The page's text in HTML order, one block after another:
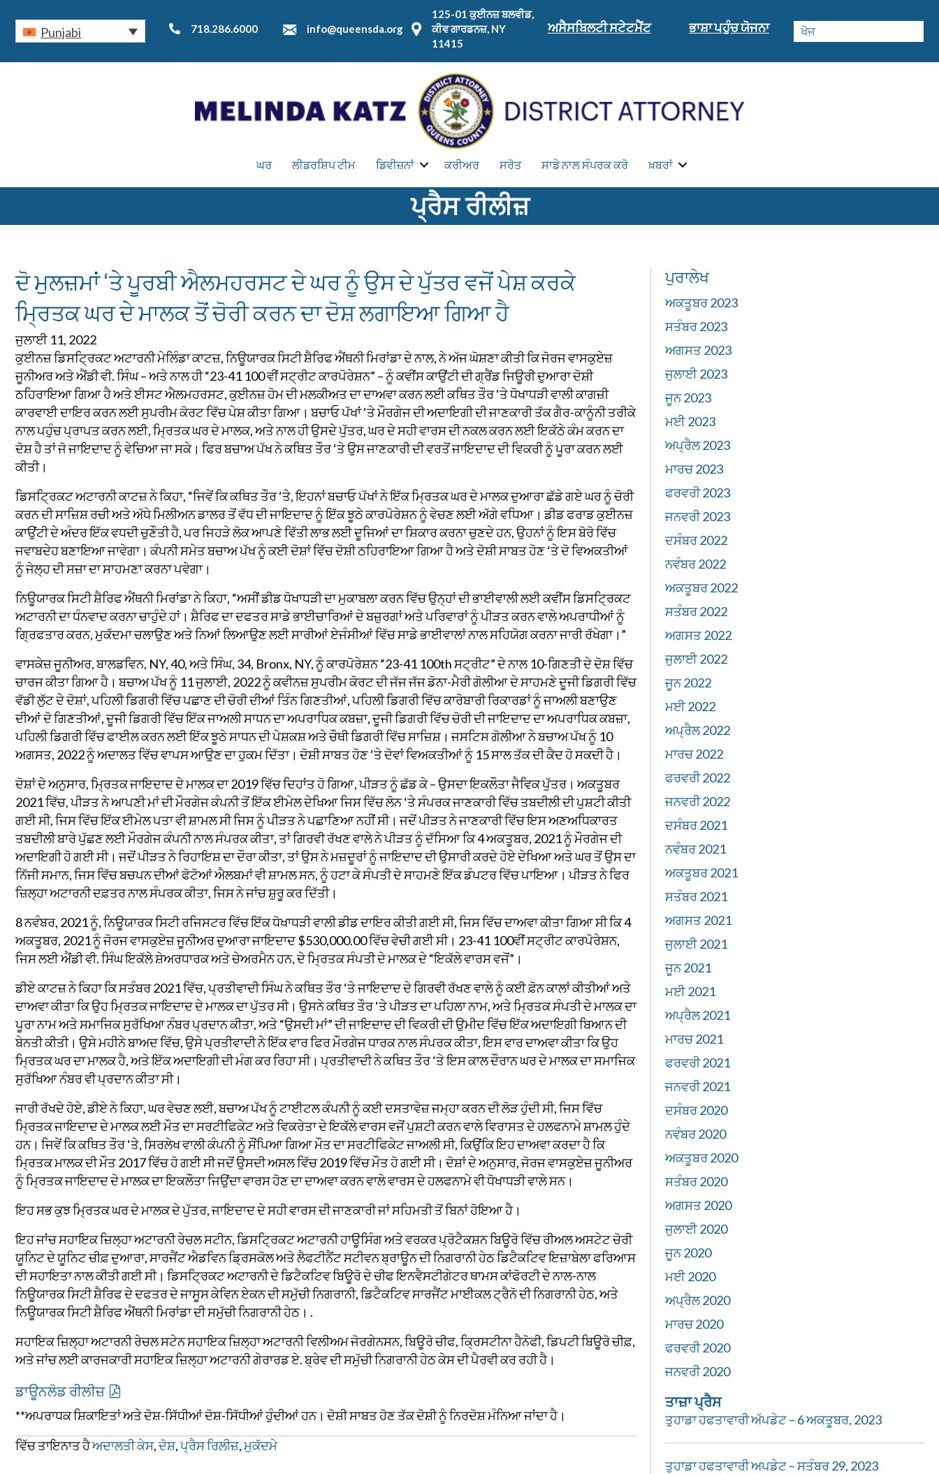
Punjabi 718.286.6000 info@queensda.org
125-01 ਕੁਈਨਜ਼ ਬਲਵੀਡ,
ਕੀਵ ਗਾਰਡਨਜ਼, NY
11415
ਅਸੈਸਬਿਲਟੀ ਸਟੇਟਮੈਂਟ ਭਾਸ਼ਾ ਪਹੁੰਚ ਯੋਜਨਾ
ਘਰ ਲੀਡਰਸ਼ਿਪ ਟੀਮ ਡਿਵੀਜ਼ਨਾਂ ਕਰੀਅਰ ਸਰੋਤ ਸਾਡੇ ਨਾਲ ਸੰਪਰਕ ਕਰੋ ਖ਼ਬਰਾਂ
ਪ੍ਰੈਸ ਰੀਲੀਜ਼
ਦੋ ਮੁਲਜ਼ਮਾਂ ‘ਤੇ ਪੂਰਬੀ ਐਲਮਹਰਸਟ ਦੇ ਘਰ ਨੂੰ ਉਸ ਦੇ ਪੁੱਤਰ ਵਜੋਂ ਪੇਸ਼ ਕਰਕੇ
ਮ੍ਰਿਤਕ ਘਰ ਦੇ ਮਾਲਕ ਤੋਂ ਚੋਰੀ ਕਰਨ ਦਾ ਦੋਸ਼ ਲਗਾਇਆ ਗਿਆ ਹੈ
ਜੁਲਾਈ 11, 2022
ਕੁਈਨਜ਼ ਡਿਸਟ੍ਰਿਕਟ ਅਟਾਰਨੀ ਮੇਲਿੰਡਾ ਕਾਟਜ਼, ਨਿਊਯਾਰਕ ਸਿਟੀ ਸ਼ੈਰਿਫ ਐਂਥਨੀ ਮਿਰਾਂਡਾ ਦੇ ਨਾਲ, ਨੇ ਅੱਜ ਘੋਸ਼ਣਾ ਕੀਤੀ ਕਿ ਜੋਰਜ ਵਾਸਕੁਏਜ਼
ਜੂਨੀਅਰ ਅਤੇ ਐਂਡੀ ਵੀ. ਸਿੰਘ – ਅਤੇ ਨਾਲ ਹੀ “23-41 100 ਵੀਂ ਸਟ੍ਰੀਟ ਕਾਰਪੋਰੇਸ਼ਨ” – ਨੂੰ ਕਵੀਂਸ ਕਾਉਂਟੀ ਦੀ ਗ੍ਰੈਂਡ ਜਿਊਰੀ ਦੁਆਰਾ ਦੋਸ਼ੀ
ਠਹਿਰਾਇਆ ਗਿਆ ਹੈ ਅਤੇ ਈਸਟ ਐਲਮਹਰਸਟ, ਕੁਈਨਜ਼ ਹੋਮ ਦੀ ਮਲਕੀਅਤ ਦਾ ਦਾਅਵਾ ਕਰਨ ਲਈ ਕਥਿਤ ਤੌਰ ‘ਤੇ ਧੋਖਾਧੜੀ ਵਾਲੀ ਕਾਗਜ਼ੀ
ਕਾਰਵਾਈ ਦਾਇਰ ਕਰਨ ਲਈ ਸੁਪਰੀਮ ਕੋਰਟ ਵਿੱਚ ਪੇਸ਼ ਕੀਤਾ ਗਿਆ। ਬਚਾਓ ਪੱਖਾਂ ‘ਤੇ ਮੌਰਗੇਜ ਦੀ ਅਦਾਇਗੀ ਦੀ ਜਾਣਕਾਰੀ ਤੱਕ ਗੈਰ-ਕਾਨੂੰਨੀ ਤਰੀਕੇ
ਨਾਲ ਪਹੁੰਚ ਪ੍ਰਾਪਤ ਕਰਨ ਲਈ, ਮ੍ਰਿਤਕ ਘਰ ਦੇ ਮਾਲਕ, ਅਤੇ ਨਾਲ ਹੀ ਉਸਦੇ ਪੁੱਤਰ, ਘਰ ਦੇ ਸਹੀ ਵਾਰਸ ਦੀ ਨਕਲ ਕਰਨ ਲਈ ਇਕੱਠੇ ਕੰਮ ਕਰਨ ਦਾ
ਦੋਸ਼ ਹੈ ਤਾਂ ਜੋ ਜਾਇਦਾਦ ਨੂੰ ਵੇਚਿਆ ਜਾ ਸਕੇ। ਫਿਰ ਬਚਾਅ ਪੱਖ ਨੇ ਕਥਿਤ ਤੌਰ ‘ਤੇ ਉਸ ਜਾਣਕਾਰੀ ਦੀ ਵਰਤੋਂ ਜਾਇਦਾਦ ਦੀ ਵਿਕਰੀ ਨੂੰ ਪੂਰਾ ਕਰਨ ਲਈ
ਕੀਤੀ।
ਡਿਸਟ੍ਰਿਕਟ ਅਟਾਰਨੀ ਕਾਟਜ਼ ਨੇ ਕਿਹਾ, “ਜਿਵੇਂ ਕਿ ਕਥਿਤ ਤੌਰ ‘ਤੇ, ਇਹਨਾਂ ਬਚਾਓ ਪੱਖਾਂ ਨੇ ਇੱਕ ਮ੍ਰਿਤਕ ਘਰ ਦੇ ਮਾਲਕ ਦੁਆਰਾ ਛੱਡੇ ਗਏ ਘਰ ਨੂੰ ਚੋਰੀ
ਕਰਨ ਦੀ ਸਾਜ਼ਿਸ਼ ਰਚੀ ਅਤੇ ਅੱਧੇ ਮਿਲੀਅਨ ਡਾਲਰ ਤੋਂ ਵੱਧ ਦੀ ਜਾਇਦਾਦ ਨੂੰ ਇੱਕ ਝੂਠੇ ਕਾਰਪੋਰੇਸ਼ਨ ਨੂੰ ਵੇਚਣ ਲਈ ਅੱਗੇ ਵਧਿਆ। ਡੀਡ ਫਰਾਡ ਕੁਈਨਜ਼
ਕਾਉਂਟੀ ਦੇ ਅੰਦਰ ਇੱਕ ਵਧਦੀ ਚੁਣੌਤੀ ਹੈ, ਪਰ ਜਿਹੜੇ ਲੋਕ ਆਪਣੇ ਵਿੱਤੀ ਲਾਭ ਲਈ ਦੂਜਿਆਂ ਦਾ ਸ਼ਿਕਾਰ ਕਰਨਾ ਚੁਣਦੇ ਹਨ, ਉਹਨਾਂ ਨੂੰ ਇਸ ਬੋਰੋ ਵਿੱਚ
ਜਵਾਬਦੇਹ ਬਣਾਇਆ ਜਾਵੇਗਾ। ਕੰਪਨੀ ਸਮੇਤ ਬਚਾਅ ਪੱਖ ਨੂੰ ਕਈ ਦੋਸ਼ਾਂ ਵਿੱਚ ਦੋਸ਼ੀ ਠਹਿਰਾਇਆ ਗਿਆ ਹੈ ਅਤੇ ਦੋਸ਼ੀ ਸਾਬਤ ਹੋਣ ‘ਤੇ ਦੋ ਵਿਅਕਤੀਆਂ
ਨੂੰ ਜੇਲ੍ਹ ਦੀ ਸਜ਼ਾ ਦਾ ਸਾਹਮਣਾ ਕਰਨਾ ਪਵੇਗਾ।
ਨਿਊਯਾਰਕ ਸਿਟੀ ਸ਼ੈਰਿਫ ਐਂਥਨੀ ਮਿਰਾਂਡਾ ਨੇ ਕਿਹਾ, “ਅਸੀਂ ਡੀਡ ਧੋਖਾਧੜੀ ਦਾ ਮੁਕਾਬਲਾ ਕਰਨ ਵਿੱਚ ਉਨ੍ਹਾਂ ਦੀ ਭਾਈਵਾਲੀ ਲਈ ਕਵੀਂਸ ਡਿਸਟ੍ਰਿਕਟ
ਅਟਾਰਨੀ ਦਾ ਧੰਨਵਾਦ ਕਰਨਾ ਚਾਹੁੰਦੇ ਹਾਂ। ਸ਼ੈਰਿਫ ਦਾ ਦਫਤਰ ਸਾਡੇ ਭਾਈਚਾਰਿਆਂ ਦੇ ਬਜ਼ੁਰਗਾਂ ਅਤੇ ਪਰਿਵਾਰਾਂ ਨੂੰ ਪੀੜਤ ਕਰਨ ਵਾਲੇ ਅਪਰਾਧੀਆਂ ਨੂੰ
ਗ੍ਰਿਫਤਾਰ ਕਰਨ, ਮੁਕੱਦਮਾ ਚਲਾਉਣ ਅਤੇ ਨਿਆਂ ਲਿਆਉਣ ਲਈ ਸਾਰੀਆਂ ਏਜੰਸੀਆਂ ਵਿੱਚ ਸਾਡੇ ਭਾਈਵਾਲਾਂ ਨਾਲ ਸਹਿਯੋਗ ਕਰਨਾ ਜਾਰੀ ਰੱਖੇਗਾ।”
ਵਾਸਕੇਜ਼ ਜੂਨੀਅਰ, ਬਾਲਡਵਿਨ, NY, 40, ਅਤੇ ਸਿੰਘ, 34, Bronx, NY, ਨੂੰ ਕਾਰਪੋਰੇਸ਼ਨ “23-41 100th ਸਟ੍ਰੀਟ” ਦੇ ਨਾਲ 10-ਗਿਣਤੀ ਦੇ ਦੋਸ਼ ਵਿੱਚ
ਚਾਰਜ ਕੀਤਾ ਗਿਆ ਹੈ। ਬਚਾਅ ਪੱਖ ਨੂੰ 11 ਜੁਲਾਈ, 2022 ਨੂੰ ਕਵੀਨਜ਼ ਸੁਪਰੀਮ ਕੋਰਟ ਦੀ ਜੱਜ ਜੱਜ ਡੋਨਾ-ਮੈਰੀ ਗੋਲੀਆ ਦੇ ਸਾਹਮਣੇ ਦੂਜੀ ਡਿਗਰੀ ਵਿੱਚ
ਵੱਡੀ ਲੁੱਟ ਦੇ ਦੋਸ਼ਾਂ, ਪਹਿਲੀ ਡਿਗਰੀ ਵਿੱਚ ਪਛਾਣ ਦੀ ਚੋਰੀ ਦੀਆਂ ਤਿੰਨ ਗਿਣਤੀਆਂ, ਪਹਿਲੀ ਡਿਗਰੀ ਵਿੱਚ ਕਾਰੋਬਾਰੀ ਰਿਕਾਰਡਾਂ ਨੂੰ ਜਾਅਲੀ ਬਣਾਉਣ
ਦੀਆਂ ਦੋ ਗਿਣਤੀਆਂ, ਦੂਜੀ ਡਿਗਰੀ ਵਿੱਚ ਇੱਕ ਜਾਅਲੀ ਸਾਧਨ ਦਾ ਅਪਰਾਧਿਕ ਕਬਜ਼ਾ, ਦੂਜੀ ਡਿਗਰੀ ਵਿੱਚ ਚੋਰੀ ਦੀ ਜਾਇਦਾਦ ਦਾ ਅਪਰਾਧਿਕ ਕਬਜ਼ਾ,
ਪਹਿਲੀ ਡਿਗਰੀ ਵਿੱਚ ਫਾਈਲ ਕਰਨ ਲਈ ਇੱਕ ਝੂਠੇ ਸਾਧਨ ਦੀ ਪੇਸ਼ਕਸ਼ ਅਤੇ ਚੌਥੀ ਡਿਗਰੀ ਵਿੱਚ ਸਾਜ਼ਿਸ਼। ਜਸਟਿਸ ਗੋਲੀਆ ਨੇ ਬਚਾਅ ਪੱਖ ਨੂੰ 10
ਅਗਸਤ, 2022 ਨੂੰ ਅਦਾਲਤ ਵਿੱਚ ਵਾਪਸ ਆਉਣ ਦਾ ਹੁਕਮ ਦਿੱਤਾ। ਦੋਸ਼ੀ ਸਾਬਤ ਹੋਣ ‘ਤੇ ਦੋਵਾਂ ਵਿਅਕਤੀਆਂ ਨੂੰ 15 ਸਾਲ ਤੱਕ ਦੀ ਕੈਦ ਹੋ ਸਕਦੀ ਹੈ।
ਦੋਸ਼ਾਂ ਦੇ ਅਨੁਸਾਰ, ਮ੍ਰਿਤਕ ਜਾਇਦਾਦ ਦੇ ਮਾਲਕ ਦਾ 2019 ਵਿੱਚ ਦਿਹਾਂਤ ਹੋ ਗਿਆ, ਪੀੜਤ ਨੂੰ ਛੱਡ ਕੇ – ਉਸਦਾ ਇਕਲੌਤਾ ਜੈਵਿਕ ਪੁੱਤਰ। ਅਕਤੂਬਰ
2021 ਵਿੱਚ, ਪੀੜਤ ਨੇ ਆਪਣੀ ਮਾਂ ਦੀ ਮੌਰਗੇਜ ਕੰਪਨੀ ਤੋਂ ਇੱਕ ਈਮੇਲ ਦੇਖਿਆ ਜਿਸ ਵਿੱਚ ਲੋਨ ‘ਤੇ ਸੰਪਰਕ ਜਾਣਕਾਰੀ ਵਿੱਚ ਤਬਦੀਲੀ ਦੀ ਪੁਸ਼ਟੀ ਕੀਤੀ
ਗਈ ਸੀ, ਜਿਸ ਵਿੱਚ ਇੱਕ ਈਮੇਲ ਪਤਾ ਵੀ ਸ਼ਾਮਲ ਸੀ ਜਿਸ ਨੂੰ ਪੀੜਤ ਨੇ ਪਛਾਣਿਆ ਨਹੀਂ ਸੀ। ਜਦੋਂ ਪੀੜਤ ਨੇ ਜਾਣਕਾਰੀ ਵਿੱਚ ਇਸ ਅਣਅਧਿਕਾਰਤ
ਤਬਦੀਲੀ ਬਾਰੇ ਪੁੱਛਣ ਲਈ ਮੌਰਗੇਜ ਕੰਪਨੀ ਨਾਲ ਸੰਪਰਕ ਕੀਤਾ, ਤਾਂ ਗਿਰਵੀ ਰੱਖਣ ਵਾਲੇ ਨੇ ਪੀੜਤ ਨੂੰ ਦੱਸਿਆ ਕਿ 4 ਅਕਤੂਬਰ, 2021 ਨੂੰ ਮੌਰਗੇਜ ਦੀ
ਅਦਾਇਗੀ ਹੋ ਗਈ ਸੀ। ਜਦੋਂ ਪੀੜਤ ਨੇ ਰਿਹਾਇਸ਼ ਦਾ ਦੌਰਾ ਕੀਤਾ, ਤਾਂ ਉਸ ਨੇ ਮਜ਼ਦੂਰਾਂ ਨੂੰ ਜਾਇਦਾਦ ਦੀ ਉਸਾਰੀ ਕਰਦੇ ਹੋਏ ਦੇਖਿਆ ਅਤੇ ਘਰ ਤੋਂ ਉਸ ਦਾ
ਨਿੱਜੀ ਸਮਾਨ, ਜਿਸ ਵਿੱਚ ਬਚਪਨ ਦੀਆਂ ਫੋਟੋਆਂ ਐਲਬਮਾਂ ਵੀ ਸ਼ਾਮਲ ਸਨ, ਨੂੰ ਹਟਾ ਕੇ ਸੰਪਤੀ ਦੇ ਸਾਹਮਣੇ ਇੱਕ ਡੰਪਟਰ ਵਿੱਚ ਪਾਇਆ। ਪੀੜਤ ਨੇ ਫਿਰ
ਜ਼ਿਲ੍ਹਾ ਅਟਾਰਨੀ ਦਫ਼ਤਰ ਨਾਲ ਸੰਪਰਕ ਕੀਤਾ, ਜਿਸ ਨੇ ਜਾਂਚ ਸ਼ੁਰੂ ਕਰ ਦਿੱਤੀ।
8 ਨਵੰਬਰ, 2021 ਨੂੰ, ਨਿਊਯਾਰਕ ਸਿਟੀ ਰਜਿਸਟਰ ਵਿੱਚ ਇੱਕ ਧੋਖਾਧੜੀ ਵਾਲੀ ਡੀਡ ਦਾਇਰ ਕੀਤੀ ਗਈ ਸੀ, ਜਿਸ ਵਿੱਚ ਦਾਅਵਾ ਕੀਤਾ ਗਿਆ ਸੀ ਕਿ 4
ਅਕਤੂਬਰ, 2021 ਨੂੰ ਜੋਰਜ ਵਾਸਕੁਏਜ਼ ਜੂਨੀਅਰ ਦੁਆਰਾ ਜਾਇਦਾਦ $530,000.00 ਵਿੱਚ ਵੇਚੀ ਗਈ ਸੀ। 23-41 100ਵੀਂ ਸਟ੍ਰੀਟ ਕਾਰਪੋਰੇਸ਼ਨ,
ਜਿਸ ਲਈ ਐਂਡੀ ਵੀ. ਸਿੰਘ ਇਕੱਲੇ ਸ਼ੇਅਰਧਾਰਕ ਅਤੇ ਚੇਅਰਮੈਨ ਹਨ, ਦੇ ਮ੍ਰਿਤਕ ਸੰਪਤੀ ਦੇ ਮਾਲਕ ਦੇ “ਇਕੱਲੇ ਵਾਰਸ ਵਜੋਂ”।
ਡੀਏ ਕਾਟਜ਼ ਨੇ ਕਿਹਾ ਕਿ ਸਤੰਬਰ 2021 ਵਿੱਚ, ਪ੍ਰਤੀਵਾਦੀ ਸਿੰਘ ਨੇ ਕਥਿਤ ਤੌਰ ‘ਤੇ ਜਾਇਦਾਦ ਦੇ ਗਿਰਵੀ ਰੱਖਣ ਵਾਲੇ ਨੂੰ ਕਈ ਫ਼ੋਨ ਕਾਲਾਂ ਕੀਤੀਆਂ ਅਤੇ
ਦਾਅਵਾ ਕੀਤਾ ਕਿ ਉਹ ਮ੍ਰਿਤਕ ਜਾਇਦਾਦ ਦੇ ਮਾਲਕ ਦਾ ਪੁੱਤਰ ਸੀ। ਉਸਨੇ ਕਥਿਤ ਤੌਰ ‘ਤੇ ਪੀੜਤ ਦਾ ਪਹਿਲਾ ਨਾਮ, ਅਤੇ ਮ੍ਰਿਤਕ ਸੰਪਤੀ ਦੇ ਮਾਲਕ ਦਾ
ਪੂਰਾ ਨਾਮ ਅਤੇ ਸਮਾਜਿਕ ਸੁਰੱਖਿਆ ਨੰਬਰ ਪ੍ਰਦਾਨ ਕੀਤਾ, ਅਤੇ “ਉਸਦੀ ਮਾਂ” ਦੀ ਜਾਇਦਾਦ ਦੀ ਵਿਕਰੀ ਦੀ ਉਮੀਦ ਵਿੱਚ ਇੱਕ ਅਦਾਇਗੀ ਬਿਆਨ ਦੀ
ਬੇਨਤੀ ਕੀਤੀ। ਉਸੇ ਮਹੀਨੇ ਬਾਅਦ ਵਿੱਚ, ਉਸੇ ਪ੍ਰਤੀਵਾਦੀ ਨੇ ਇੱਕ ਵਾਰ ਫਿਰ ਮੌਰਗੇਜ ਧਾਰਕ ਨਾਲ ਸੰਪਰਕ ਕੀਤਾ, ਇਸ ਵਾਰ ਦਾਅਵਾ ਕੀਤਾ ਕਿ ਉਹ
ਮ੍ਰਿਤਕ ਘਰ ਦਾ ਮਾਲਕ ਹੈ, ਅਤੇ ਇੱਕ ਅਦਾਇਗੀ ਦੀ ਮੰਗ ਕਰ ਰਿਹਾ ਸੀ। ਪ੍ਰਤੀਵਾਦੀ ਨੇ ਕਥਿਤ ਤੌਰ ‘ਤੇ ਇਸ ਕਾਲ ਦੌਰਾਨ ਘਰ ਦੇ ਮਾਲਕ ਦਾ ਸਮਾਜਿਕ
ਸੁਰੱਖਿਆ ਨੰਬਰ ਵੀ ਪ੍ਰਦਾਨ ਕੀਤਾ ਸੀ।
ਜਾਰੀ ਰੱਖਦੇ ਹੋਏ, ਡੀਏ ਨੇ ਕਿਹਾ, ਘਰ ਵੇਚਣ ਲਈ, ਬਚਾਅ ਪੱਖ ਨੂੰ ਟਾਈਟਲ ਕੰਪਨੀ ਨੂੰ ਕਈ ਦਸਤਾਵੇਜ਼ ਜਮ੍ਹਾ ਕਰਨ ਦੀ ਲੋੜ ਹੁੰਦੀ ਸੀ, ਜਿਸ ਵਿੱਚ
ਮ੍ਰਿਤਕ ਜਾਇਦਾਦ ਦੇ ਮਾਲਕ ਲਈ ਮੌਤ ਦਾ ਸਰਟੀਫਿਕੇਟ ਅਤੇ ਵਿਕਰੇਤਾ ਦੇ ਇਕੱਲੇ ਵਾਰਸ ਵਜੋਂ ਪੁਸ਼ਟੀ ਕਰਨ ਵਾਲੇ ਵਿਰਾਸਤ ਦੇ ਹਲਫਨਾਮੇ ਸ਼ਾਮਲ ਹੁੰਦੇ
ਹਨ। ਜਿਵੇਂ ਕਿ ਕਥਿਤ ਤੌਰ ‘ਤੇ, ਸਿਰਲੇਖ ਵਾਲੀ ਕੰਪਨੀ ਨੂੰ ਸੌਂਪਿਆ ਗਿਆ ਮੌਤ ਦਾ ਸਰਟੀਫਿਕੇਟ ਜਾਅਲੀ ਸੀ, ਕਿਉਂਕਿ ਇਹ ਦਾਅਵਾ ਕਰਦਾ ਹੈ ਕਿ
ਮ੍ਰਿਤਕ ਮਾਲਕ ਦੀ ਮੌਤ 2017 ਵਿੱਚ ਹੋ ਗਈ ਸੀ ਜਦੋਂ ਉਸਦੀ ਅਸਲ ਵਿੱਚ 2019 ਵਿੱਚ ਮੌਤ ਹੋ ਗਈ ਸੀ। ਦੋਸ਼ਾਂ ਦੇ ਅਨੁਸਾਰ, ਜੋਰਜ ਵਾਸਕੁਏਜ਼ ਜੂਨੀਅਰ
ਨੂੰ ਮ੍ਰਿਤਕ ਜਾਇਦਾਦ ਦੇ ਮਾਲਕ ਦਾ ਇਕਲੌਤਾ ਜਿਉਂਦਾ ਵਾਰਸ ਹੋਣ ਦਾ ਦਾਅਵਾ ਕਰਨ ਵਾਲੇ ਵਾਰਸ ਦੇ ਹਲਫਨਾਮੇ ਵੀ ਧੋਖਾਧੜੀ ਵਾਲੇ ਸਨ।
ਇਹ ਸਭ ਕੁਝ ਮ੍ਰਿਤਕ ਘਰ ਦੇ ਮਾਲਕ ਦੇ ਪੁੱਤਰ, ਜਾਇਦਾਦ ਦੇ ਸਹੀ ਵਾਰਸ ਦੀ ਜਾਣਕਾਰੀ ਜਾਂ ਸਹਿਮਤੀ ਤੋਂ ਬਿਨਾਂ ਹੋਇਆ ਹੈ।
ਇਹ ਜਾਂਚ ਸਹਾਇਕ ਜ਼ਿਲ੍ਹਾ ਅਟਾਰਨੀ ਰੇਚਲ ਸਟੀਨ, ਡਿਸਟ੍ਰਿਕਟ ਅਟਾਰਨੀ ਹਾਊਸਿੰਗ ਅਤੇ ਵਰਕਰ ਪ੍ਰੋਟੈਕਸ਼ਨ ਬਿਊਰੋ ਵਿੱਚ ਰੀਅਲ ਅਸਟੇਟ ਚੋਰੀ
ਯੂਨਿਟ ਦੇ ਯੂਨਿਟ ਚੀਫ਼ ਦੁਆਰਾ, ਸਾਰਜੈਂਟ ਐਡਵਿਨ ਡ੍ਰਿਸਕੋਲ ਅਤੇ ਲੈਫਟੀਨੈਂਟ ਸਟੀਵਨ ਬ੍ਰਾਊਨ ਦੀ ਨਿਗਰਾਨੀ ਹੇਠ ਡਿਟੈਕਟਿਵ ਇਜ਼ਾਬੇਲਾ ਫਰਿਆਸ
ਦੀ ਸਹਾਇਤਾ ਨਾਲ ਕੀਤੀ ਗਈ ਸੀ। ਡਿਸਟ੍ਰਿਕਟ ਅਟਾਰਨੀ ਦੇ ਡਿਟੈਕਟਿਵ ਬਿਊਰੋ ਦੇ ਚੀਫ ਇਨਵੈਸਟੀਗੇਟਰ ਥਾਮਸ ਕਾਂਫੋਰਟੀ ਦੇ ਨਾਲ-ਨਾਲ
ਨਿਊਯਾਰਕ ਸਿਟੀ ਸ਼ੈਰਿਫ ਦੇ ਦਫਤਰ ਦੇ ਜਾਸੂਸ ਕੇਵਿਨ ਏਕਨ ਦੀ ਸਮੁੱਚੀ ਨਿਗਰਾਨੀ, ਡਿਟੈਕਟਿਵ ਸਾਰਜੈਂਟ ਮਾਈਕਲ ਟ੍ਰੈਨੋ ਦੀ ਨਿਗਰਾਨੀ ਹੇਠ, ਅਤੇ
ਨਿਊਯਾਰਕ ਸਿਟੀ ਸ਼ੈਰਿਫ ਐਂਥਨੀ ਮਿਰਾਂਡਾ ਦੀ ਸਮੁੱਚੀ ਨਿਗਰਾਨੀ ਹੇਠ। .
ਸਹਾਇਕ ਜ਼ਿਲ੍ਹਾ ਅਟਾਰਨੀ ਰੇਚਲ ਸਟੇਨ ਸਹਾਇਕ ਜ਼ਿਲ੍ਹਾ ਅਟਾਰਨੀ ਵਿਲੀਅਮ ਜੋਰਗੇਨਸਨ, ਬਿਊਰੋ ਚੀਫ, ਕ੍ਰਿਸਟੀਨਾ ਹੈਨੋਫੀ, ਡਿਪਟੀ ਬਿਊਰੋ ਚੀਫ਼,
ਅਤੇ ਜਾਂਚ ਲਈ ਕਾਰਜਕਾਰੀ ਸਹਾਇਕ ਜ਼ਿਲ੍ਹਾ ਅਟਾਰਨੀ ਗੇਰਾਰਡ ਏ. ਬ੍ਰੇਵ ਦੀ ਸਮੁੱਚੀ ਨਿਗਰਾਨੀ ਹੇਠ ਕੇਸ ਦੀ ਪੈਰਵੀ ਕਰ ਰਹੀ ਹੈ।
ਡਾਊਨਲੋਡ ਰੀਲੀਜ਼
**ਅਪਰਾਧਕ ਸ਼ਿਕਾਇਤਾਂ ਅਤੇ ਦੋਸ਼-ਸਿੱਧੀਆਂ ਦੋਸ਼-ਸਿੱਧੀਆਂ ਹੁੰਦੀਆਂ ਹਨ। ਦੋਸ਼ੀ ਸਾਬਤ ਹੋਣ ਤੱਕ ਦੋਸ਼ੀ ਨੂੰ ਨਿਰਦੋਸ਼ ਮੰਨਿਆ ਜਾਂਦਾ ਹੈ।
ਵਿੱਚ ਤਾਇਨਾਤ ਹੈਅਦਾਲਤੀ ਕੇਸ,ਦੋਸ਼,ਪ੍ਰੈਸ ਰਿਲੀਜ਼,ਮੁਕੱਦਮੇ
ਪੁਰਾਲੇਖ
ਅਕਤੂਬਰ 2023
ਸਤੰਬਰ 2023
ਅਗਸਤ 2023
ਜੁਲਾਈ 2023
ਜੂਨ 2023
ਮਈ 2023
ਅਪ੍ਰੈਲ 2023
ਮਾਰਚ 2023
ਫਰਵਰੀ 2023
ਜਨਵਰੀ 2023
ਦਸੰਬਰ 2022
ਨਵੰਬਰ 2022
ਅਕਤੂਬਰ 2022
ਸਤੰਬਰ 2022
ਅਗਸਤ 2022
ਜੁਲਾਈ 2022
ਜੂਨ 2022
ਮਈ 2022
ਅਪ੍ਰੈਲ 2022
ਮਾਰਚ 2022
ਫਰਵਰੀ 2022
ਜਨਵਰੀ 2022
ਦਸੰਬਰ 2021
ਨਵੰਬਰ 2021
ਅਕਤੂਬਰ 2021
ਸਤੰਬਰ 2021
ਅਗਸਤ 2021
ਜੁਲਾਈ 2021
ਜੂਨ 2021
ਮਈ 2021
ਅਪ੍ਰੈਲ 2021
ਮਾਰਚ 2021
ਫਰਵਰੀ 2021
ਜਨਵਰੀ 2021
ਦਸੰਬਰ 2020
ਨਵੰਬਰ 2020
ਅਕਤੂਬਰ 2020
ਸਤੰਬਰ 2020
ਅਗਸਤ 2020
ਜੁਲਾਈ 2020
ਜੂਨ 2020
ਮਈ 2020
ਅਪ੍ਰੈਲ 2020
ਮਾਰਚ 2020
ਫਰਵਰੀ 2020
ਜਨਵਰੀ 2020
ਤਾਜ਼ਾ ਪ੍ਰੈਸ
ਤੁਹਾਡਾ ਹਫਤਾਵਾਰੀ ਅੱਪਡੇਟ – 6 ਅਕਤੂਬਰ, 2023
ਤੁਹਾਡਾ ਹਫਤਾਵਾਰੀ ਅਪਡੇਟ – ਸਤੰਬਰ 29, 2023